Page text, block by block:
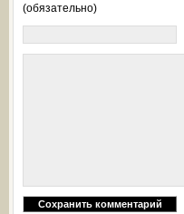
(обязательно)